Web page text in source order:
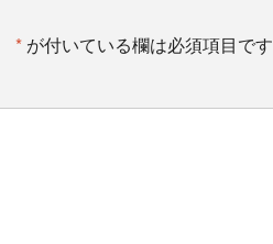
* が付いている欄は必須項目です